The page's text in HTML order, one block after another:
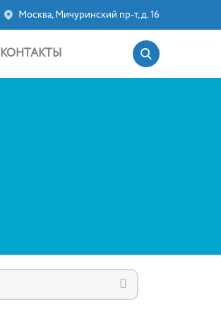
Москва, Мичуринский пр-т, д. 16
КОНТАКТЫ